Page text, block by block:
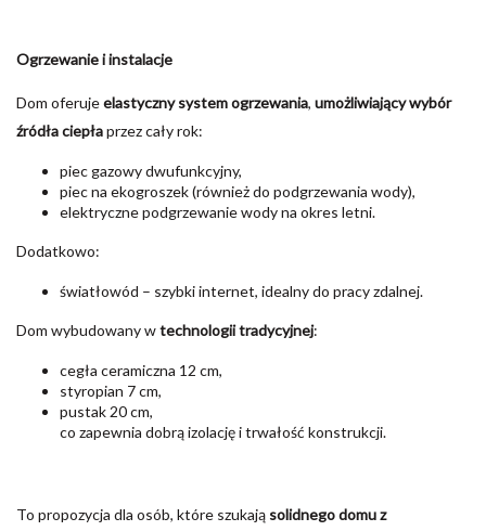
Ogrzewanie i instalacje
Dom oferujeelastyczny system ogrzewania, umożliwiający wybór
źródła ciepłaprzez cały rok:
piec gazowy dwufunkcyjny,
piec na ekogroszek (również do podgrzewania wody),
elektryczne podgrzewanie wody na okres letni.
Dodatkowo:
światłowód – szybki internet, idealny do pracy zdalnej.
Dom wybudowany wtechnologii tradycyjnej:
cegła ceramiczna 12 cm,
styropian 7 cm,
pustak 20 cm,
co zapewnia dobrą izolację i trwałość konstrukcji.
To propozycja dla osób, które szukają solidnego domu z